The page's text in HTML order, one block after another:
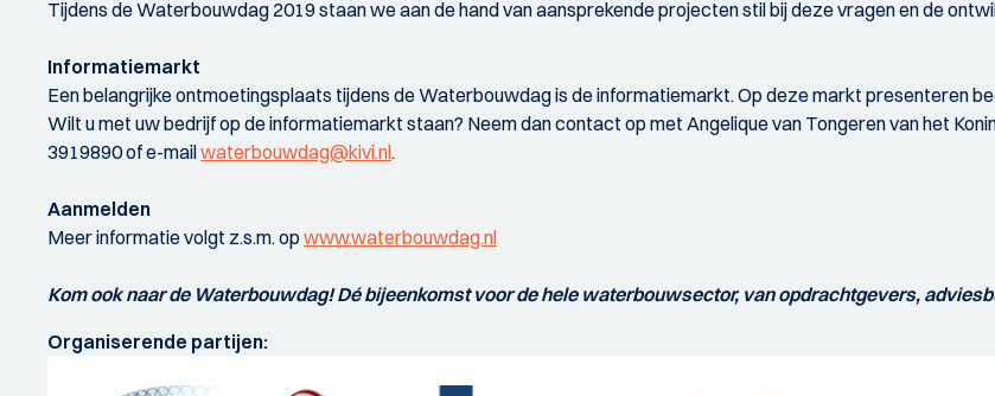
Tijdens de Waterbouwdag 2019 staan we aan de hand van aansprekende projecten stil bij deze vragen en de
Informatiemarkt
Een belangrijke ontmoetingsplaats tijdens de Waterbouwdag is de informatiemarkt. Op deze markt presenteren
Wilt u met uw bedrijf op de informatiemarkt staan? Neem dan contact op met Angelique van Tongeren van het
3919890 of e-mailwaterbouwdag@kivi.nl.
Aanmelden
Meer informatie volgt z.s.m. op www.waterbouwdag.nl
Kom ook naar de Waterbouwdag! Dé bijeenkomst voor de hele waterbouwsector, van opdrachtgevers,
Organiserende partijen: